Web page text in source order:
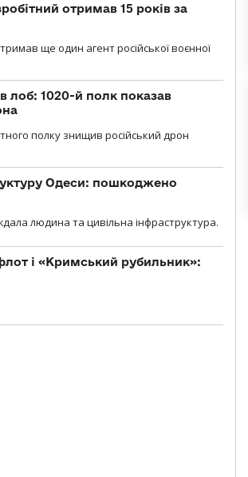
отримав 15 років за
ще один агент російської воєнної
лоб: 1020-й полк показав
полку знищив російський дрон
Одеси: пошкоджено
людина та цивільна інфраструктура.
і «Кримський рубильник»: